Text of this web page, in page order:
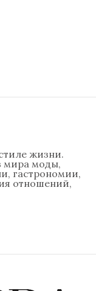
жизни.
мира моды,
гастрономии,
отношений,